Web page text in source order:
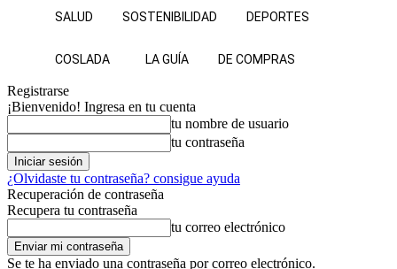
SALUD SOSTENIBILIDAD DEPORTES
COSLADA LA GUÍA DE COMPRAS
Registrarse
¡Bienvenido! Ingresa en tu cuenta
tu nombre de usuario
tu contraseña
¿Olvidaste tu contraseña? consigue ayuda
Recuperación de contraseña
Recupera tu contraseña
tu correo electrónico
Se te ha enviado una contraseña por correo electrónico.